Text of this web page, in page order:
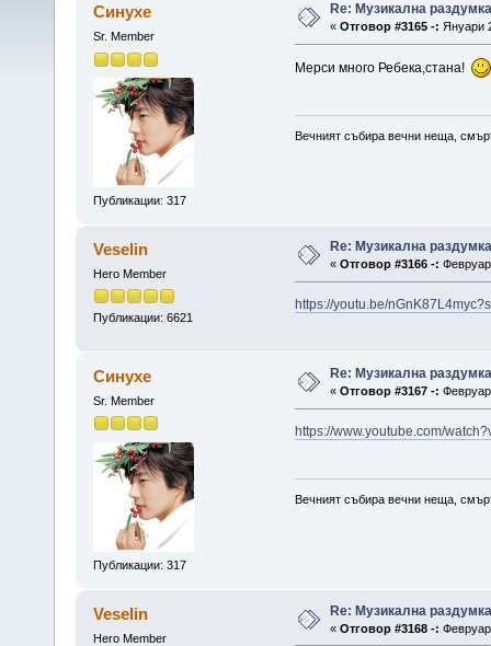
Синухе
Sr. Member
Публикации: 317
Re: Музикална раздумка
« Отговор #3165 -: Януари
Мерси много Ребека,стана!
Вечният събира вечни неща,
Veselin
Hero Member
Публикации: 6621
Re: Музикална раздумка
« Отговор #3166 -:
https://youtu.be/
Синухе
Sr. Member
Публикации: 317
Re: Музикална раздумка
« Отговор #3167 -:
https://www.youtube.com/
Вечният събира вечни неща,
Veselin
Hero Member
Re: Музикална раздумка
« Отговор #3168 -: